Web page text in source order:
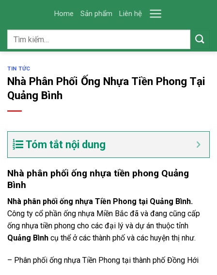
content
Home Sản phẩm Liên hệ
Tìm
TIN TỨC
Nhà Phân Phối Ống Nhựa Tiền Phong Tại
Quảng Bình
Tóm tắt nội dung
Nhà phân phối ống nhựa tiền phong Quảng
Bình
Nhà phân phối ống nhựa Tiền Phong tại Quảng Bình.
Công ty cổ phần ống nhựa Miền Bắc đã và đang cũng cấp
ống nhựa tiền phong cho các đại lý và dự án thuộc tỉnh
Quảng Bình cụ thể ở các thành phố và các huyện thị như.
– Phân phối ống nhựa Tiền Phong tại thành phố Đồng Hới